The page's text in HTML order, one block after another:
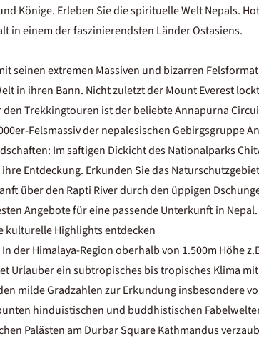
Könige. Erleben Sie die spirituelle Welt Nepals.
in einem der faszinierendsten Länder Ostasiens.
seinen extremen Massiven und bizarren
in ihren Bann. Nicht zuletzt der Mount Everest
Trekkingtouren ist der beliebte Annapurna
Felsmassiv der nepalesischen Gebirgsgruppe
Im saftigen Dickicht des Nationalparks
Entdeckung. Erkunden Sie das
über den Rapti River durch den üppigen
Angebote für eine passende Unterkunft in Nepal.
kulturelle Highlights entdecken
der Himalaya-Region oberhalb von 1.500m Höhe
Urlauber ein subtropisches bis tropisches Klima
milde Gradzahlen zur Erkundung insbesondere
hinduistischen und buddhistischen
Palästen am Durbar Square Kathmandus